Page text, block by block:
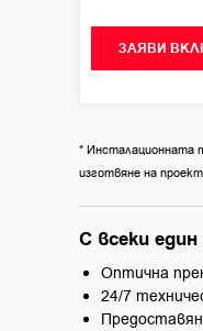
ЗАЯВИ
* Инсталационната
изготвяне на
С всеки
Оптична
24/7